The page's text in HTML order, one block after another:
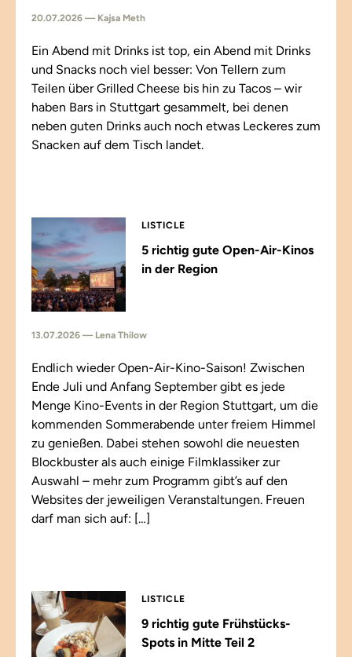
20.07.2026 — Kajsa Meth
Ein Abend mit Drinks ist top, ein Abend mit Drinks
und Snacks noch viel besser: Von Tellern zum
Teilen über Grilled Cheese bis hin zu Tacos – wir
haben Bars in Stuttgart gesammelt, bei denen
neben guten Drinks auch noch etwas Leckeres zum
Snacken auf dem Tisch landet.
LISTICLE
5 richtig gute Open-Air-Kinos
in der Region
13.07.2026 — Lena Thilow
Endlich wieder Open-Air-Kino-Saison! Zwischen
Ende Juli und Anfang September gibt es jede
Menge Kino-Events in der Region Stuttgart, um die
kommenden Sommerabende unter freiem Himmel
zu genießen. Dabei stehen sowohl die neuesten
Blockbuster als auch einige Filmklassiker zur
Auswahl – mehr zum Programm gibt’s auf den
Websites der jeweiligen Veranstaltungen. Freuen
darf man sich auf: […]
LISTICLE
9 richtig gute Frühstücks-
Spots in Mitte Teil 2